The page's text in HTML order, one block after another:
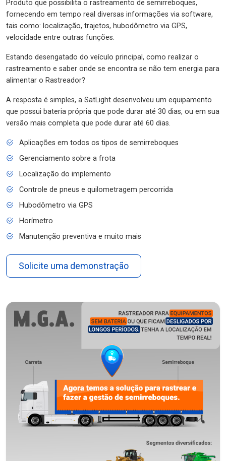
Produto que possibilita o rastreamento de semirreboques,
fornecendo em tempo real diversas informações via software,
tais como: localização, trajetos, hubodômetro via GPS,
velocidade entre outras funções.
Estando desengatado do veículo principal, como realizar o
rastreamento e saber onde se encontra se não tem energia para
alimentar o Rastreador?
A resposta é simples, a SatLight desenvolveu um equipamento
que possui bateria própria que pode durar até 30 dias, ou em sua
versão mais completa que pode durar até 60 dias.
Aplicações em todos os tipos de semirreboques
Gerenciamento sobre a frota
Localização do implemento
Controle de pneus e quilometragem percorrida
Hubodômetro via GPS
Horímetro
Manutenção preventiva e muito mais
Solicite uma demonstração